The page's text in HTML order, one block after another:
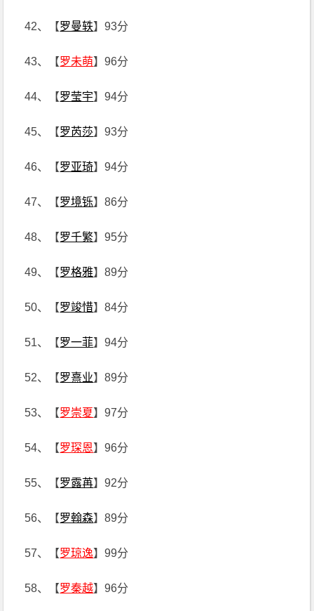
42、【罗曼轶】93分
43、【罗未萌】96分
44、【罗莹宇】94分
45、【罗芮莎】93分
46、【罗亚琦】94分
47、【罗境铄】86分
48、【罗千繁】95分
49、【罗格雅】89分
50、【罗竣惜】84分
51、【罗一菲】94分
52、【罗熹业】89分
53、【罗崇夏】97分
54、【罗琛恩】96分
55、【罗露苒】92分
56、【罗翰森】89分
57、【罗琼逸】99分
58、【罗秦越】96分